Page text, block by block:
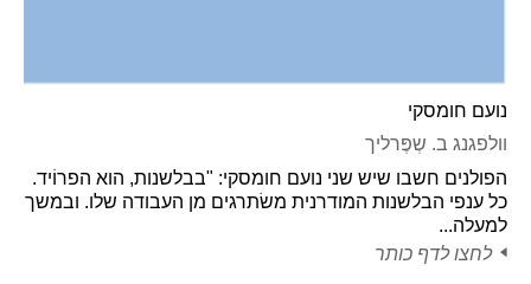
נועם חומסקי
וולפגנג ב. שְפֶּרליך
הפולנים חשבו שיש שני נועם חומסקי: "בבלשנות, הוא הפרוֹיד.
כל ענפי הבלשנות המודרנית משׂתרגים מן העבודה שלו. ובמשך
למעלה...
לחצו לדף כותר